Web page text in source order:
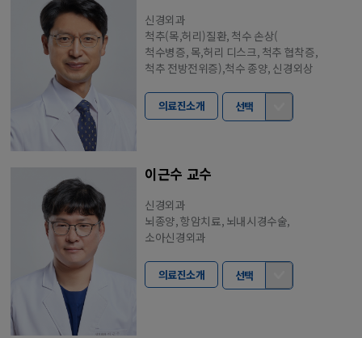
신경외과
척추(목,허리)질환, 척수 손상(
척수병증, 목,허리 디스크, 척추 협착증,
척추 전방전위증),척수 종양, 신경외상
의료진소개 선택
이근수 교수
신경외과
뇌종양, 항암치료, 뇌내시경수술,
소아신경외과
의료진소개 선택